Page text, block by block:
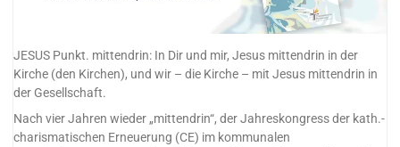
JESUS Punkt. mittendrin: In Dir und mir, Jesus mittendrin in der
Kirche (den Kirchen), und wir – die Kirche – mit Jesus mittendrin in
der Gesellschaft.
Nach vier Jahren wieder „mittendrin“, der Jahreskongress der kath.-
charismatischen Erneuerung (CE) im kommunalen